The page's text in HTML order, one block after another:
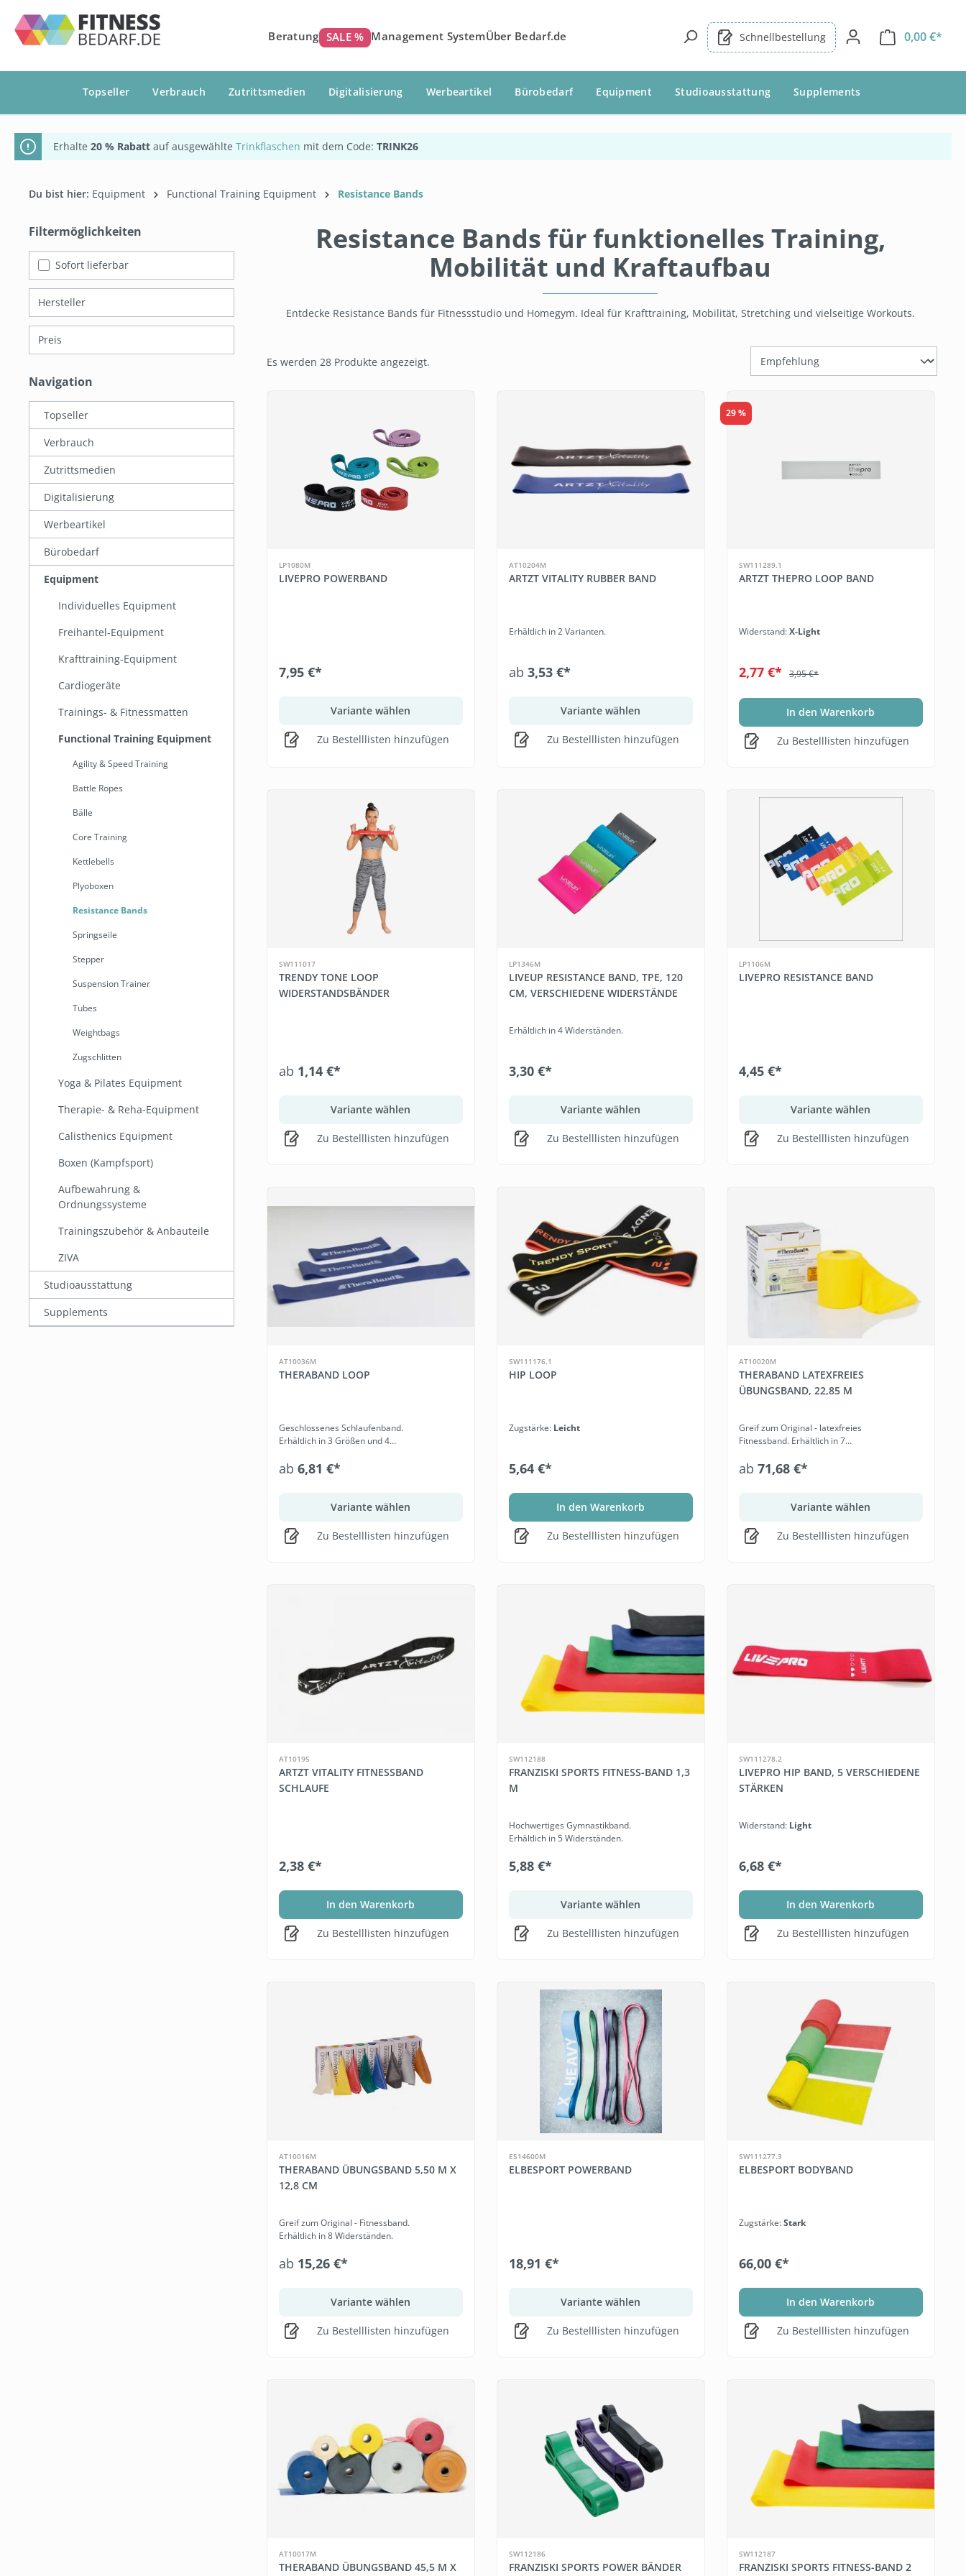
Zur Hauptnavigation springen
Beratung SALE % Management SystemÜber Bedarf.de Schnellbestellung 0,00 €*
Topseller Verbrauch Zutrittsmedien Digitalisierung Werbeartikel Bürobedarf Equipment Studioausstattung Supplements
Erhalte 20 % Rabatt auf ausgewählte Trinkflaschen mit dem Code: TRINK26
Du bist hier: Equipment Functional Training Equipment Resistance Bands
Filtermöglichkeiten
Sofort lieferbar
Hersteller
Preis
Es werden 24 von 28 Produkten angezeigt.
Navigation
Topseller
Verbrauch
Zutrittsmedien
Digitalisierung
Werbeartikel
Bürobedarf
Equipment
Individuelles Equipment
Freihantel-Equipment
Krafttraining-Equipment
Cardiogeräte
Trainings- & Fitnessmatten
Functional Training Equipment
Agility & Speed Training
Battle Ropes
Bälle
Core Training
Kettlebells
Plyoboxen
Resistance Bands
Springseile
Stepper
Suspension Trainer
Tubes
Weightbags
Zugschlitten
Yoga & Pilates Equipment
Therapie- & Reha-Equipment
Calisthenics Equipment
Boxen (Kampfsport)
Aufbewahrung &
Ordnungssysteme
Trainingszubehör & Anbauteile
ZIVA
Studioausstattung
Supplements
Resistance Bands für funktionelles Training,
Mobilität und Kraftaufbau
Entdecke Resistance Bands für Fitnessstudio und Homegym. Ideal für Krafttraining, Mobilität, Stretching und vielseitige Workouts.
Es werden 28 Produkte angezeigt.
LP1080M
LIVEPRO POWERBAND
7,95 €*
Variante wählen
Zu Bestelllisten hinzufügen
AT10204M
ARTZT VITALITY RUBBER BAND
Erhältlich in 2 Varianten.
ab 3,53 €*
Variante wählen
Zu Bestelllisten hinzufügen
29 %
SW111289.1
ARTZT THEPRO LOOP BAND
Widerstand:X-Light
2,77 €* 3,95 €*
In den Warenkorb
Zu Bestelllisten hinzufügen
SW111017
TRENDY TONE LOOP
WIDERSTANDSBÄNDER
ab 1,14 €*
Variante wählen
Zu Bestelllisten hinzufügen
LP1346M
LIVEUP RESISTANCE BAND, TPE, 120
CM, VERSCHIEDENE WIDERSTÄNDE
Erhältlich in 4 Widerständen.
3,30 €*
Variante wählen
Zu Bestelllisten hinzufügen
LP1106M
LIVEPRO RESISTANCE BAND
4,45 €*
Variante wählen
Zu Bestelllisten hinzufügen
AT10036M
THERABAND LOOP
Geschlossenes Schlaufenband.
Erhältlich in 3 Größen und 4
ab 6,81 €*
Variante wählen
Zu Bestelllisten hinzufügen
SW111176.1
HIP LOOP
Zugstärke: Leicht
5,64 €*
In den Warenkorb
Zu Bestelllisten hinzufügen
AT10020M
THERABAND LATEXFREIES
ÜBUNGSBAND, 22,85 M
Greif zum Original - latexfreies
Fitnessband. Erhältlich in 7
ab 71,68 €*
Variante wählen
Zu Bestelllisten hinzufügen
AT10195
ARTZT VITALITY FITNESSBAND
SCHLAUFE
2,38 €*
In den Warenkorb
Zu Bestelllisten hinzufügen
SW112188
FRANZISKI SPORTS FITNESS-BAND 1,3
M
Hochwertiges Gymnastikband.
Erhältlich in 5 Widerständen.
5,88 €*
Variante wählen
Zu Bestelllisten hinzufügen
SW111278.2
LIVEPRO HIP BAND, 5 VERSCHIEDENE
STÄRKEN
Widerstand: Light
6,68 €*
In den Warenkorb
Zu Bestelllisten hinzufügen
AT10016M
THERABAND ÜBUNGSBAND 5,50 M X
12,8 CM
Greif zum Original - Fitnessband.
Erhältlich in 8 Widerständen.
ab 15,26 €*
Variante wählen
Zu Bestelllisten hinzufügen
ES14600M
ELBESPORT POWERBAND
18,91 €*
Variante wählen
Zu Bestelllisten hinzufügen
SW111277.3
ELBESPORT BODYBAND
Zugstärke:Stark
66,00 €*
In den Warenkorb
Zu Bestelllisten hinzufügen
AT10017M
THERABAND ÜBUNGSBAND 45,5 M X
SW112186
FRANZISKI SPORTS POWER BÄNDER
SW112187
FRANZISKI SPORTS FITNESS-BAND 2